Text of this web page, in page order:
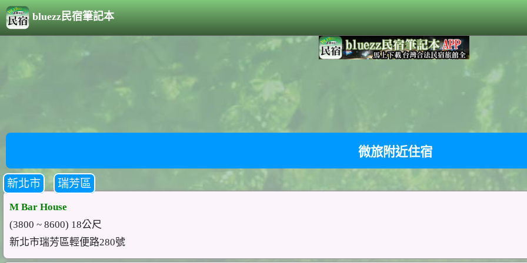
bluezz民宿筆記本
微旅附近住宿
新北市 瑞芳區
M Bar House
(3800 ~ 8600) 18公尺
新北市瑞芳區輕便路280號